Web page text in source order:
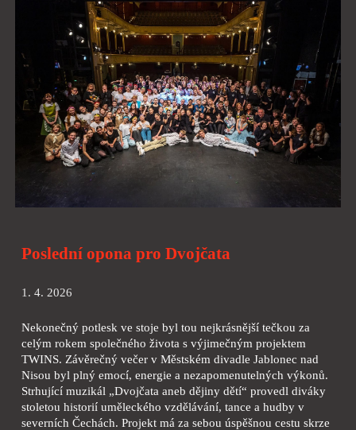
Poslední opona pro Dvojčata
1. 4. 2026
Nekonečný potlesk ve stoje byl tou nejkrásnější tečkou za
celým rokem společného života s výjimečným projektem
TWINS. Závěrečný večer v Městském divadle Jablonec nad
Nisou byl plný emocí, energie a nezapomenutelných výkonů.
Strhující muzikál „Dvojčata aneb dějiny dětí“ provedl diváky
stoletou historií uměleckého vzdělávání, tance a hudby v
severních Čechách. Projekt má za sebou úspěšnou cestu skrze